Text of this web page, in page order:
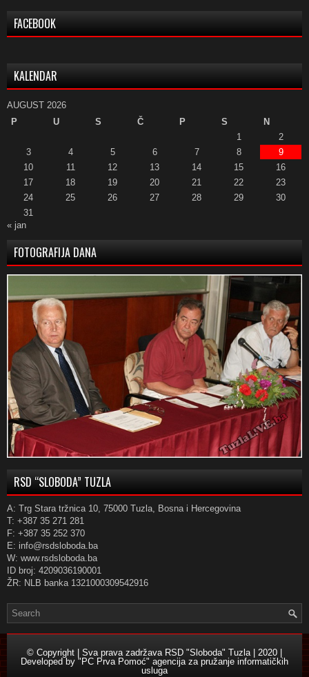
FACEBOOK
KALENDAR
AUGUST 2026
P
U S Č P S
N
1
2
3
4 5 6 7 8
9
10
11 12 13 14 15
16
17
18 19 20 21 22
23
24
25 26 27 28 29
30
31
« jan
FOTOGRAFIJA DANA
RSD “SLOBODA” TUZLA
A: Trg Stara tržnica 10, 75000 Tuzla, Bosna i Hercegovina
T: +387 35 271 281
F: +387 35 252 370
E: info@rsdsloboda.ba
W: www.rsdsloboda.ba
ID broj: 4209036190001
ŽR: NLB banka 1321000309542916
© Copyright | Sva prava zadržava RSD "Sloboda" Tuzla | 2020 |
Developed by "PC Prva Pomoć" agencija za pružanje informatičkih
usluga